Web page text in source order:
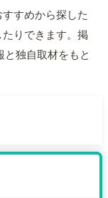
すめから探した
りできます。掲
独自取材をもと